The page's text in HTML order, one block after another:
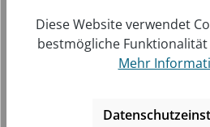
BESCHREIBUNG
Diese Website verwendet
bestmögliche
Mehr